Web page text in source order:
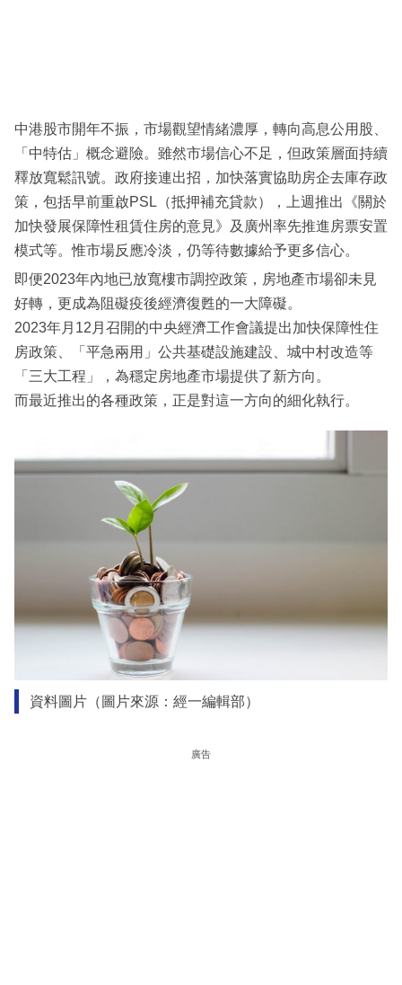
區
中港股市開年不振，市場觀望情緒濃厚，轉向高息公用股、
「中特估」概念避險。雖然市場信心不足，但政策層面持續
釋放寬鬆訊號。政府接連出招，加快落實協助房企去庫存政
策，包括早前重啟PSL（抵押補充貸款），上週推出《關於
加快發展保障性租賃住房的意見》及廣州率先推進房票安置
模式等。惟市場反應冷淡，仍等待數據給予更多信心。
即便2023年內地已放寬樓市調控政策，房地產市場卻未見
好轉，更成為阻礙疫後經濟復甦的一大障礙。
2023年月12月召開的中央經濟工作會議提出加快保障性住
房政策、「平急兩用」公共基礎設施建設、城中村改造等
「三大工程」，為穩定房地產市場提供了新方向。
而最近推出的各種政策，正是對這一方向的細化執行。
資料圖片（圖片來源：經一編輯部）
廣告